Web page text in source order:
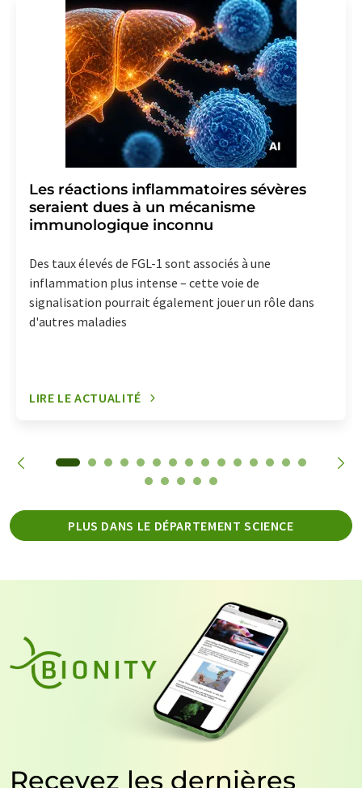
Les réactions inflammatoires sévères
seraient dues à un mécanisme
immunologique inconnu
Des taux élevés de FGL-1 sont associés à une
inflammation plus intense – cette voie de
signalisation pourrait également jouer un rôle dans
d'autres maladies
LIRE LE ACTUALITÉ
PLUS DANS LE DÉPARTEMENT SCIENCE
Recevez les dernières